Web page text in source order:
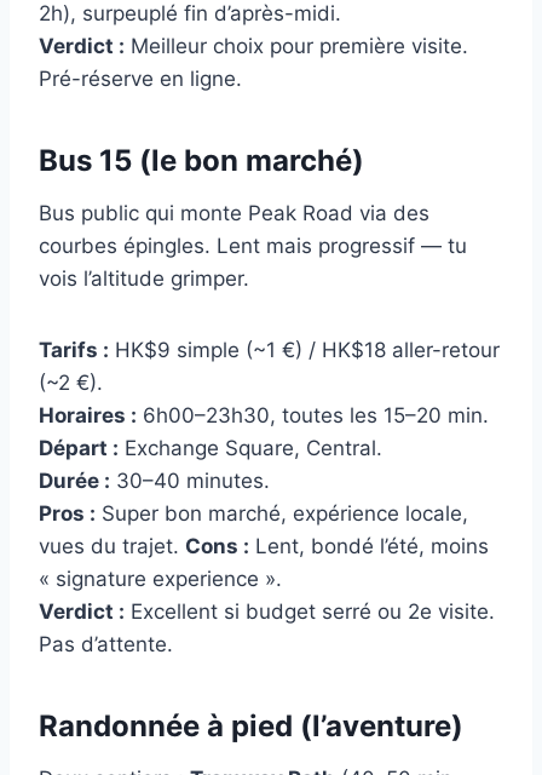
2h), surpeuplé fin d’après-midi.
Verdict : Meilleur choix pour première visite.
Pré-réserve en ligne.
Bus 15 (le bon marché)
Bus public qui monte Peak Road via des
courbes épingles. Lent mais progressif — tu
vois l’altitude grimper.
Tarifs : HK$9 simple (~1 €) / HK$18 aller-retour
(~2 €).
Horaires : 6h00–23h30, toutes les 15–20 min.
Départ : Exchange Square, Central.
Durée : 30–40 minutes.
Pros : Super bon marché, expérience locale,
vues du trajet. Cons : Lent, bondé l’été, moins
« signature experience ».
Verdict : Excellent si budget serré ou 2e visite.
Pas d’attente.
Randonnée à pied (l’aventure)